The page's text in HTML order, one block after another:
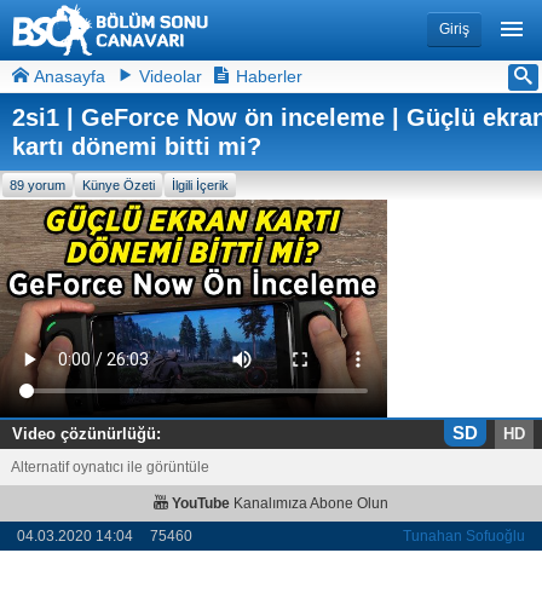
Giriş
Anasayfa Videolar Haberler
2si1 | GeForce Now ön inceleme | Güçlü
kartı dönemi bitti mi?
89 yorum Künye Özeti İlgili İçerik
Video çözünürlüğü: HD
SD
Alternatif oynatıcı ile görüntüle
YouTube Kanalımıza Abone Olun
04.03.2020 14:04
75460 Tunahan Sofuoğlu